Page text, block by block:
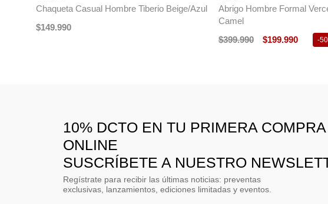
Chaqueta Casual Hombre Tiberio Beige/Azul
$149.990
Abrigo Hombre Formal
Camel
$399.990 $199.990 -
10% DCTO EN TU PRIMERA COMPRA
ONLINE
SUSCRÍBETE A NUESTRO
Regístrate para recibir las últimas noticias: preventas
exclusivas, lanzamientos, ediciones limitadas y eventos.